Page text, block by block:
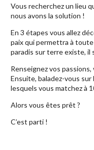
Vous recherchez un lieu
nous avons la solution !
En 3 étapes vous allez
paix qui permettra à
paradis sur terre existe,
Renseignez vos
Ensuite, baladez-vous
lesquels vous matchez à
Alors vous êtes prêt ?
C’est parti !